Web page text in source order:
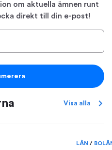
om aktuella ämnen runt
direkt till din e-post!
Visa alla
LÅN/